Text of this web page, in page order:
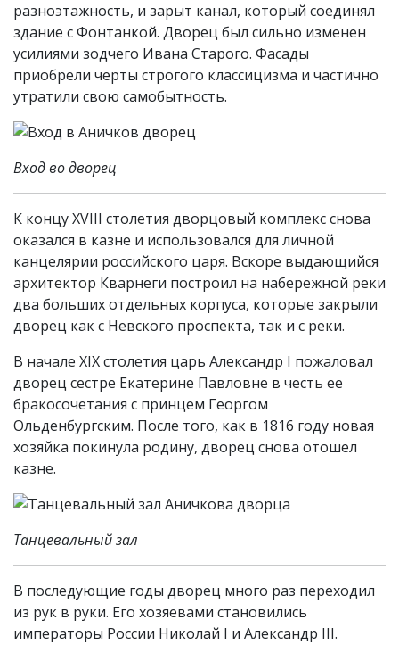
разноэтажность, и зарыт канал, который соединял
здание с Фонтанкой. Дворец был сильно изменен
усилиями зодчего Ивана Старого. Фасады
приобрели черты строгого классицизма и частично
утратили свою самобытность.
Вход во дворец
К концу XVIII столетия дворцовый комплекс снова
оказался в казне и использовался для личной
канцелярии российского царя. Вскоре выдающийся
архитектор Кварнеги построил на набережной реки
два больших отдельных корпуса, которые закрыли
дворец как с Невского проспекта, так и с реки.
В начале XIX столетия царь Александр I пожаловал
дворец сестре Екатерине Павловне в честь ее
бракосочетания с принцем Георгом
Ольденбургским. После того, как в 1816 году новая
хозяйка покинула родину, дворец снова отошел
казне.
Танцевальный зал
В последующие годы дворец много раз переходил
из рук в руки. Его хозяевами становились
императоры России Николай I и Александр III.